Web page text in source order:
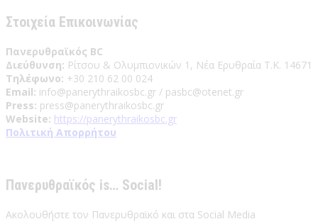
Στοιχεία Επικοινωνίας
Πανερυθραϊκός BC
Διεύθυνση: Ρίτσου & Ολυμπιονικών 1, Νέα Ερυθραία Τ.Κ. 14671
Τηλέφωνο: +30 210 62 00 024
Email: info@panerythraikosbc.gr / pasbc@otenet.gr
Press: press@panerythraikosbc.gr
Website: https://panerythraikosbc.gr
Πολιτική Απορρήτου
Πανερυθραϊκός is… Social!
Ακολουθήστε τον Πανερυθραϊκό και στα Social Media